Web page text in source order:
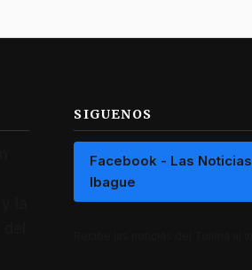
SIGUENOS
Facebook - Las Noticias
Ibague